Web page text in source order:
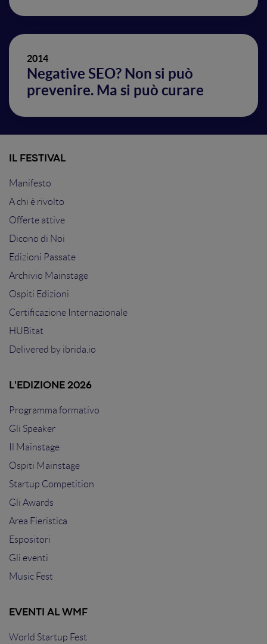
2014
Negative SEO? Non si può
prevenire. Ma si può curare
IL FESTIVAL
Manifesto
A chi è rivolto
Offerte attive
Dicono di Noi
Edizioni Passate
Archivio Mainstage
Ospiti Edizioni
Certificazione Internazionale
HUBitat
Delivered by ibrida.io
L'EDIZIONE 2026
Programma formativo
Gli Speaker
Il Mainstage
Ospiti Mainstage
Startup Competition
Gli Awards
Area Fieristica
Espositori
Gli eventi
Music Fest
EVENTI AL WMF
World Startup Fest